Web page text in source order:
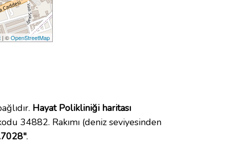
| ©OpenStreetMap
Hayat Polikliniği haritası
34882. Rakımı (deniz seviyesinden
.